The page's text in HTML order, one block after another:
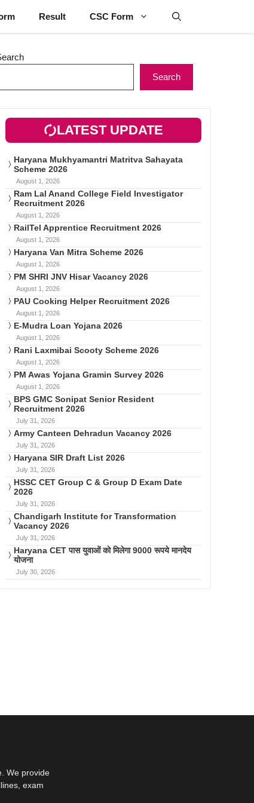
Result CSC Form
Search
LATEST UPDATE
Haryana Mukhyamantri Matritva Sahayata
Scheme 2026
August 1, 2026
Ram Lal Anand College Field Investigator
Recruitment 2026
August 1, 2026
RailTel Apprentice Recruitment 2026
August 1, 2026
Haryana Van Mitra Scheme 2026
August 1, 2026
PM SHRI JNV Hisar Vacancy 2026
August 1, 2026
PAU Cooking Helper Recruitment 2026
August 1, 2026
E-Mudra Loan Yojana 2026
August 1, 2026
Rani Laxmibai Scooty Scheme 2026
August 1, 2026
PM Awas Yojana Gramin Survey 2026
August 1, 2026
BPS GMC Sonipat Senior Resident
Recruitment 2026
July 31, 2026
Army Canteen Dehradun Vacancy 2026
July 31, 2026
Haryana SIR Draft List 2026
July 31, 2026
HSSC CET Group C & Group D Exam Date
2026
July 31, 2026
Chandigarh Institute for Transformation
Vacancy 2026
July 31, 2026
Haryana CET पास युवाओं को मिलेगा 9000 रूपये मानदेय
योजना
July 30, 2026
We provide
exam